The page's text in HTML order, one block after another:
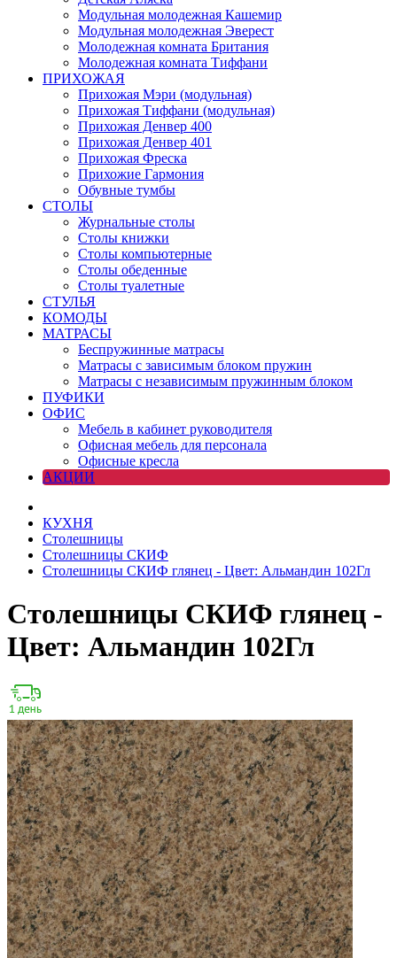
Модульная молодежная Кашемир
Модульная молодежная Эверест
Молодежная комната Британия
Молодежная комната Тиффани
ПРИХОЖАЯ
Прихожая Мэри (модульная)
Прихожая Тиффани (модульная)
Прихожая Денвер 400
Прихожая Денвер 401
Прихожая Фреска
Прихожие Гармония
Обувные тумбы
СТОЛЫ
Журнальные столы
Столы книжки
Столы компьютерные
Столы обеденные
Столы туалетные
СТУЛЬЯ
КОМОДЫ
МАТРАСЫ
Беспружинные матрасы
Матрасы с зависимым блоком пружин
Матрасы с независимым пружинным блоком
ПУФИКИ
ОФИС
Мебель в кабинет руководителя
Офисная мебель для персонала
Офисные кресла
АКЦИИ
КУХНЯ
Столешницы
Столешницы СКИФ
Столешницы СКИФ глянец - Цвет: Альмандин 102Гл
Столешницы СКИФ глянец -
Цвет: Альмандин 102Гл